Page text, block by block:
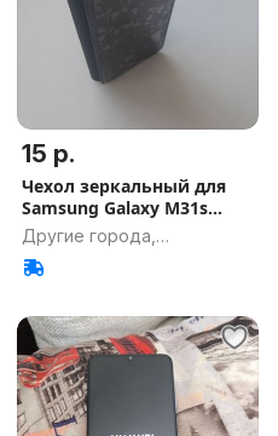
15 р.
Чехол зеркальный для
Samsung Galaxy M31s
НОВЫЙ
Другие города,
Гомельская обл.